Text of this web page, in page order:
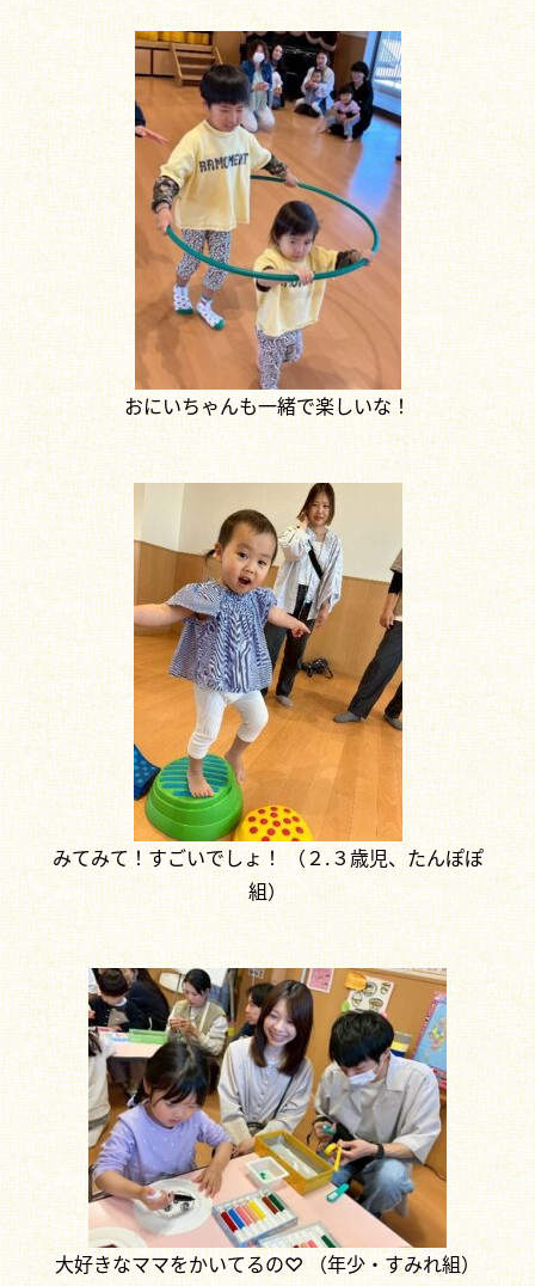
おにいちゃんも一緒で楽しいな！
みてみて！すごいでしょ！ （２.３歳児、たんぽぽ
組）
大好きなママをかいてるの♡ （年少・すみれ組）